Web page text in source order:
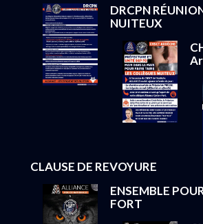
DRCPN
NUITEUX
CLAUSE DE REVOYURE
ENSEMBLE
FORT